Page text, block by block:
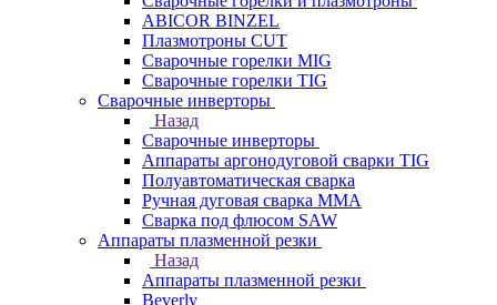
ABICOR BINZEL
Плазмотроны CUT
Сварочные горелки MIG
Сварочные горелки TIG
Сварочные инверторы
Назад
Сварочные инверторы
Аппараты аргонодуговой сварки TIG
Полуавтоматическая сварка
Ручная дуговая сварка MMA
Сварка под флюсом SAW
Аппараты плазменной резки
Назад
Аппараты плазменной резки
Beverly